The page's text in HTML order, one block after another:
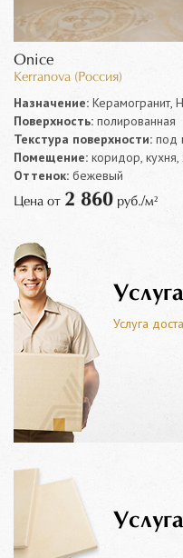
Onice
Kerranova (Россия)
Назначение: Керамогранит,
Поверхность: полированная
Текстура поверхности: под
Помещение: коридор, кухня,
Оттенок: бежевый
Цена от 2 860 руб./м²
Услуга